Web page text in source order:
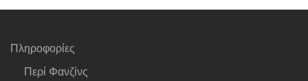
Πληροφορίες
Περί Φανζίνς